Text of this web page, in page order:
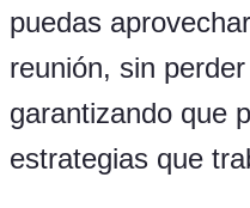
puedas
reunión, sin
garantizando que
estrategias que